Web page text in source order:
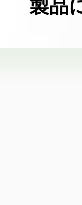
製品